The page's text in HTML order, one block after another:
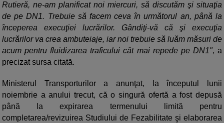
Rutieră, ne-am planificat noi miercuri, să discutăm şi situaţia
de pe DN1. Trebuie să facem ceva în următorul an, până la
începerea execuţiei lucrărilor. Gândiţi-vă că şi execuţia
lucrărilor va crea ambuteiaje, iar noi trebuie să luăm măsuri de
acum pentru fluidizarea traficului cât mai repede pe DN1", a
precizat sursa citată.
Ministerul Transporturilor a anunţat, la începutul lunii
noiembrie a anului trecut, că o singură ofertă a fost depusă
până la expirarea termenului limită pentru
completarea/revizuirea Studiului de Fezabilitate şi elaborarea